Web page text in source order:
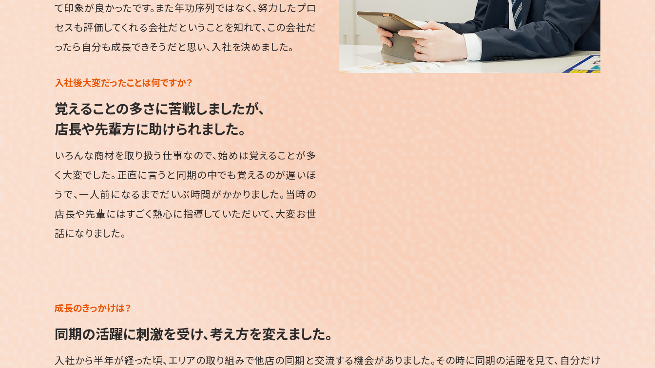
て印象が良かったです。また年功序列ではなく、努力したプロ
セスも評価してくれる会社だということを知れて、この会社だ
ったら自分も成長できそうだと思い、入社を決めました。
入社後大変だったことは何ですか？
覚えることの多さに苦戦しましたが、
店長や先輩方に助けられました。
いろんな商材を取り扱う仕事なので、始めは覚えることが多
く大変でした。正直に言うと同期の中でも覚えるのが遅いほ
うで、一人前になるまでだいぶ時間がかかりました。当時の
店長や先輩にはすごく熱心に指導していただいて、大変お世
話になりました。
成長のきっかけは？
同期の活躍に刺激を受け、考え方を変えました。
入社から半年が経った頃、エリアの取り組みで他店の同期と交流する機会がありました。その時に同期の活躍を見て、自分だけ